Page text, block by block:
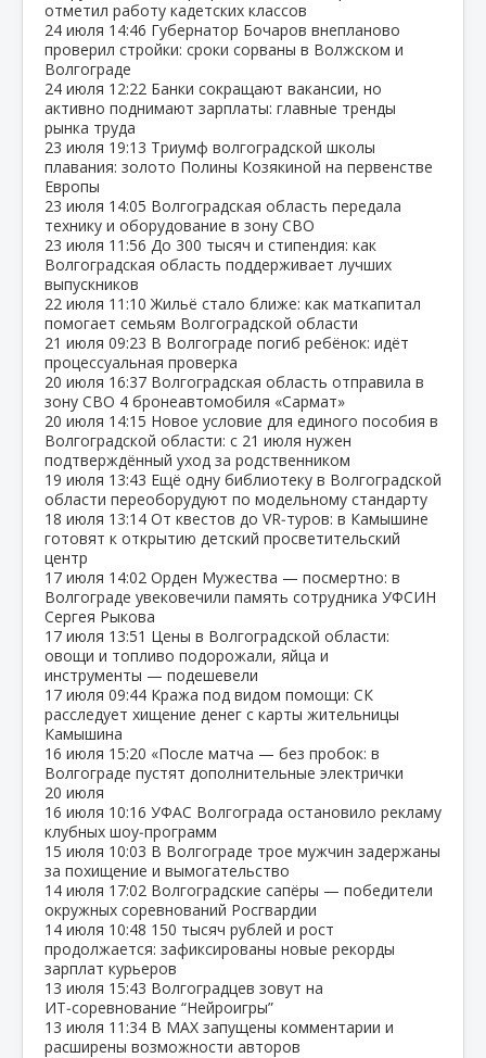
отметил работу кадетских классов
24 июля 14:46 Губернатор Бочаров внепланово
проверил стройки: сроки сорваны в Волжском и
Волгограде
24 июля 12:22 Банки сокращают вакансии, но
активно поднимают зарплаты: главные тренды
рынка труда
23 июля 19:13 Триумф волгоградской школы
плавания: золото Полины Козякиной на первенстве
Европы
23 июля 14:05 Волгоградская область передала
технику и оборудование в зону СВО
23 июля 11:56 До 300 тысяч и стипендия: как
Волгоградская область поддерживает лучших
выпускников
22 июля 11:10 Жильё стало ближе: как маткапитал
помогает семьям Волгоградской области
21 июля 09:23 В Волгограде погиб ребёнок: идёт
процессуальная проверка
20 июля 16:37 Волгоградская область отправила в
зону СВО 4 бронеавтомобиля «Сармат»
20 июля 14:15 Новое условие для единого пособия в
Волгоградской области: с 21 июля нужен
подтверждённый уход за родственником
19 июля 13:43 Ещё одну библиотеку в Волгоградской
области переоборудуют по модельному стандарту
18 июля 13:14 От квестов до VR‑туров: в Камышине
готовят к открытию детский просветительский
центр
17 июля 14:02 Орден Мужества — посмертно: в
Волгограде увековечили память сотрудника УФСИН
Сергея Рыкова
17 июля 13:51 Цены в Волгоградской области:
овощи и топливо подорожали, яйца и
инструменты — подешевели
17 июля 09:44 Кража под видом помощи: СК
расследует хищение денег с карты жительницы
Камышина
16 июля 15:20 «После матча — без пробок: в
Волгограде пустят дополнительные электрички
20 июля
16 июля 10:16 УФАС Волгограда остановило рекламу
клубных шоу‑программ
15 июля 10:03 В Волгограде трое мужчин задержаны
за похищение и вымогательство
14 июля 17:02 Волгоградские сапёры — победители
окружных соревнований Росгвардии
14 июля 10:48 150 тысяч рублей и рост
продолжается: зафиксированы новые рекорды
зарплат курьеров
13 июля 15:43 Волгоградцев зовут на
ИТ‑соревнование “Нейроигры”
13 июля 11:34 В МАХ запущены комментарии и
расширены возможности авторов